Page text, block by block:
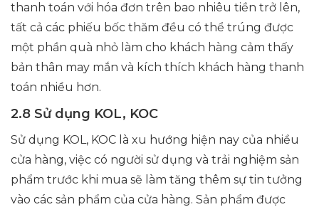
thanh toán với hóa đơn trên bao nhiêu tiền trở lên,
tất cả các phiếu bốc thăm đều có thể trúng được
một phần quà nhỏ làm cho khách hàng cảm thấy
bản thân may mắn và kích thích khách hàng thanh
toán nhiều hơn.
2.8 Sử dụng KOL, KOC
Sử dụng KOL, KOC là xu hướng hiện nay của nhiều
cửa hàng, việc có người sử dụng và trải nghiệm sản
phẩm trước khi mua sẽ làm tăng thêm sự tin tưởng
vào các sản phẩm của cửa hàng. Sản phẩm được